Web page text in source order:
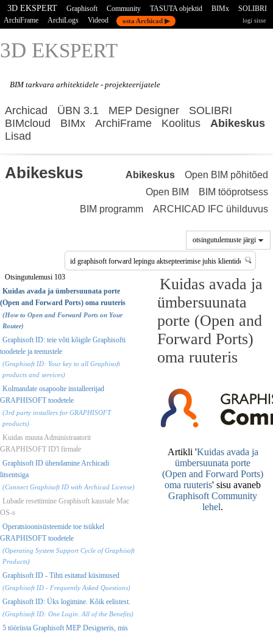
3D EKSPERT Graphisoft Community TASUTA objektid BIMx
SOLIBRI
ArchiFrame
ArchiLogs Videod osta Archicad ▶ logi sisse
3D EKSPERT
BIM tarkvara arhitektidele - projekteerijatele
Archicad ÜBN 3.1 MEP Designer
SOLIBRI
BIMcloud
BIMx ArchiFrame Koolitus
Abikeskus
Lisad
Abikeskus Abikeskus
Open BIM põhitõed
Open BIM
BIM tööprotsess
BIM programm
ARCHICAD IFC ühilduvus
otsingutulemuste järgi
Otsingutulemusi 103
Kuidas avada ja ümbersuunata porte
(Open and Forward Ports) oma ruuteris
(How to Open and Forward Ports on Your
Router)
Graphisoft ID: teie võti kõigile Graphisofti
toodetele ja teenustele
(Graphisoft ID: Your key to all Graphisoft
products and services)
Kolmandate osapoolte installeerijad
GRAPHISOFT toodetele
(3rd party installers for GRAPHISOFT
products)
Kuidas muuta Administraatorit
GRAPHISOFT ID'l firmale
Graphisoft ID ühendamine Archicadi
litsentsiga
(Connect Graphisoft ID with Archicad License)
Lubade resettimine Graphisoft kaustale Mac
OS-s
Operatsioonisüsteemide toe tsükkel
GRAPHISOFT toodetele
(Operating System Support Cycle of Graphisoft
Products)
Graphisoft ID - Tihti esitatud küsimused
(Graphisoft ID - Frequently Asked Questions)
Graphisoft ID: Üks logimine. Kõik eelistest.
(Graphisoft ID: One Login. All of the Benefits)
5 tööriista Graphisoft MEP Designeris, mis
Kuidas avada ja
ümbersuunata
porte (Open and
Forward Ports)
oma ruuteris